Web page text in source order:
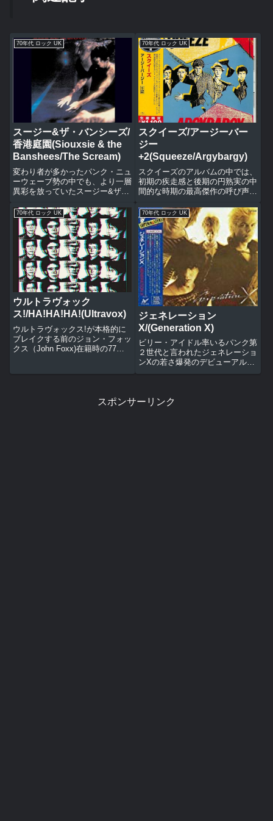
70年代 ロック UK
スージー&ザ・バンシーズ/
香港庭園(Siouxsie & the
Banshees/The Scream)
変わり者が多かったパンク・ニュ
ーウェーブ勢の中でも、より一層
異彩を放っていたスージー&ザ・
シングル『香港庭園(ホンコンガ
ーデン)』をプラスした編集した
アルバム。全英チャート最高12
位。アルバム名の『香港庭園』
と...
70年代 ロック UK
スクイーズ/アージーバー
ジー
+2(Squeeze/Argybargy)
スクイーズのアルバムの中では、
初期の疾走感と後期の円熟実の中
間的な時期の最高傑作の呼び声も
日本国内ではなぜか発表時から未
発売でずっと不遇をかこってい
た。未発売から遅れて発売された
のに廃盤、そしてついに待望の再
発...
70年代 ロック UK
ウルトラヴォック
ス!/HA!HA!HA!(Ultravox)
ウルトラヴォックス!が本格的に
ブレイクする前のジョン・フォッ
クス（John Foxx)在籍時の77年
70年代 ロック UK
ジェネレーション
X/(Generation X)
ビリー・アイドル率いるパンク第
２世代と言われたジェネレーショ
ンXの若さ爆発のデビューアルバ
ム。ポップでメロディアスな音楽
パンクス3. リッスン4. レディ、
スポンサーリンク